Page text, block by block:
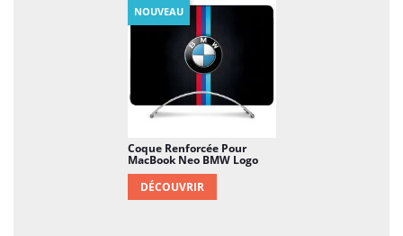
Coque Renforcée Pour
MacBook Neo BMW Logo
DÉCOUVRIR
NOUVEAU